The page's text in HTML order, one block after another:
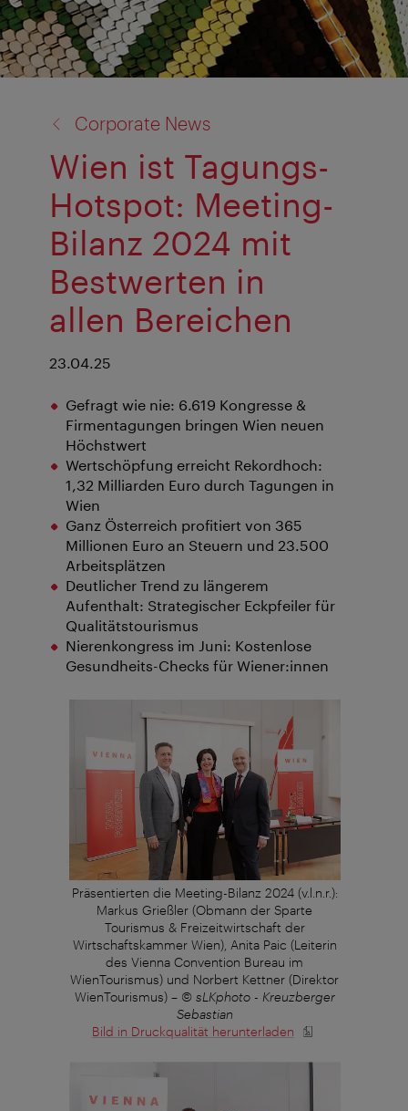
Corporate News
Wien ist Tagungs-
Hotspot: Meeting-
Bilanz 2024 mit
Bestwerten in
allen Bereichen
23.04.25
Gefragt wie nie: 6.619 Kongresse &
Firmentagungen bringen Wien neuen
Höchstwert
Wertschöpfung erreicht Rekordhoch:
1,32 Milliarden Euro durch Tagungen in
Wien
Ganz Österreich profitiert von 365
Millionen Euro an Steuern und 23.500
Arbeitsplätzen
Deutlicher Trend zu längerem
Aufenthalt: Strategischer Eckpfeiler für
Qualitätstourismus
Nierenkongress im Juni: Kostenlose
Gesundheits-Checks für Wiener:innen
Präsentierten die Meeting-Bilanz 2024 (v.l.n.r.):
Markus Grießler (Obmann der Sparte
Tourismus & Freizeitwirtschaft der
Wirtschaftskammer Wien), Anita Paic (Leiterin
des Vienna Convention Bureau im
WienTourismus) und Norbert Kettner (Direktor
WienTourismus)– © sLKphoto - Kreuzberger
Sebastian
Bild in Druckqualität herunterladen